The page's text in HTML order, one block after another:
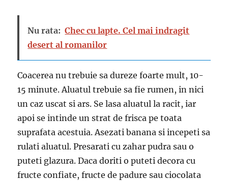
Nu rata: Chec cu lapte. Cel mai indragit
desert al romanilor
Coacerea nu trebuie sa dureze foarte mult, 10-
15 minute. Aluatul trebuie sa fie rumen, in nici
un caz uscat si ars. Se lasa aluatul la racit, iar
apoi se intinde un strat de frisca pe toata
suprafata acestuia. Asezati banana si incepeti sa
rulati aluatul. Presarati cu zahar pudra sau o
puteti glazura. Daca doriti o puteti decora cu
fructe confiate, fructe de padure sau ciocolata